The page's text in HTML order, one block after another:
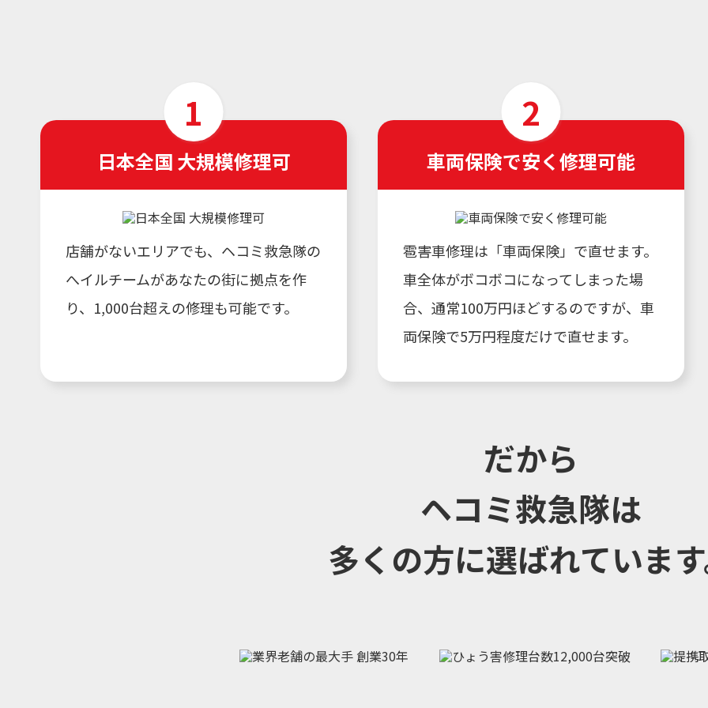
日本全国 大規模修理可
店舗がないエリアでも、ヘコミ救急隊の
へイルチームがあなたの街に拠点を作
り、1,000台超えの修理も可能です。
車両保険で安く修理可能
雹害車修理は「車両保険」で直せます。
車全体がボコボコになってしまった場
合、通常100万円ほどするのですが、車
両保険で5万円程度だけで直せます。
だから
ヘコミ救急隊は
多くの方に選ばれていま